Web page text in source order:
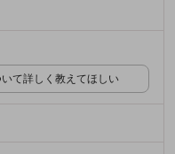
て詳しく教えてほしい